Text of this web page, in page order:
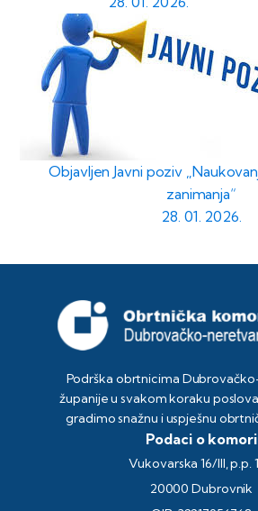
Objavljen Javni poziv
zanimanja“
28. 01. 2026.
Podrška obrtnicima
županije u svakom koraku
gradimo snažnu i uspješnu
Podaci o komori
Vukovarska 16/III, p.p.
20000 Dubrovnik